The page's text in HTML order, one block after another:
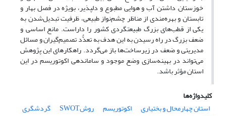
خوزستان, داشتن آب و هوایی مطبوع و دلپذیر، بویژه در فصل بهار و
تابستان و بهره‌مندی از مناظر چشم‌نواز طبیعی، ظرفیت تبدیل‌شدن به
یکی از قطب‌های بزرگ طبیعت‏گردی کشور را داراست. مانع اساسی و
ضعف بزرگ در راه رسیدن به این هدف به تعدُّد تصمیم‌گیران و مسائل
مدیریتی و ضعف در زیر‌ساخت‌ها باز می‌گردد. راهکارهای این پژوهش
می‌تواند در بهینه‌سازی وضع موجود و ساماندهی اکوتوریسم در این
استان مؤثر باشد.
کلیدواژه‌ها
استان چهارمحال و بختیاری
اکوتوریسم روشSWOT
گردشگری